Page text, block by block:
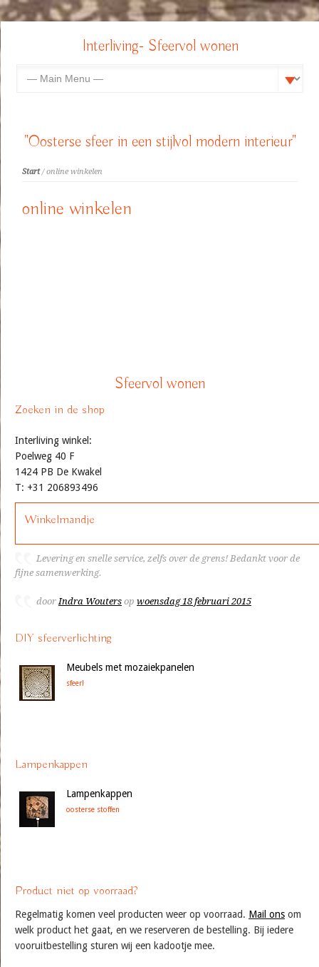
Interliving- Sfeervol wonen
"Oosterse sfeer in een stijlvol modern interieur"
Start/ online winkelen
online winkelen
Sfeervol wonen
Zoeken in de shop
Interliving winkel:
Poelweg 40 F
1424 PB De Kwakel
T: +31 206893496
Winkelmandje
Levering en snelle service, zelfs over de grens! Bedankt voor de
fijne samenwerking.
doorIndra Wouters op woensdag 18 februari 2015
DIY sfeerverlichting
Meubels met mozaiekpanelen
sfeer!
Lampenkappen
Lampenkappen
oosterse stoffen
Product niet op voorraad?
Regelmatig komen veel producten weer op voorraad. Mail ons om
welk product het gaat, en we reserveren de bestelling. Bij iedere
vooruitbestelling sturen wij een kadootje mee.